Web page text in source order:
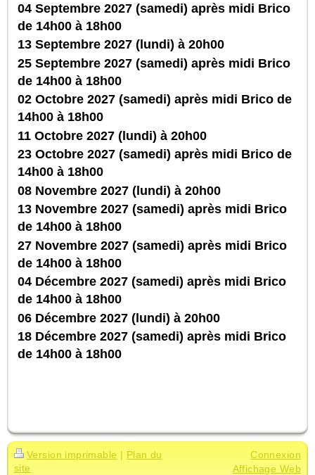
04 Septembre 2027 (samedi) après midi Brico
de 14h00 à 18h00
13 Septembre 2027 (lundi) à 20h00
25 Septembre 2027 (samedi) après midi Brico
de 14h00 à 18h00
02 Octobre 2027 (samedi) après midi Brico de
14h00 à 18h00
11 Octobre 2027 (lundi) à 20h00
23 Octobre 2027 (samedi) après midi Brico de
14h00 à 18h00
08 Novembre 2027 (lundi) à 20h00
13 Novembre 2027 (samedi) après midi Brico
de 14h00 à 18h00
27 Novembre 2027 (samedi) après midi Brico
de 14h00 à 18h00
04 Décembre 2027 (samedi) après midi Brico
de 14h00 à 18h00
06 Décembre 2027 (lundi) à 20h00
18 Décembre 2027 (samedi) après midi Brico
de 14h00 à 18h00
Version imprimable | Plan du
site
Connexion
Affichage Web